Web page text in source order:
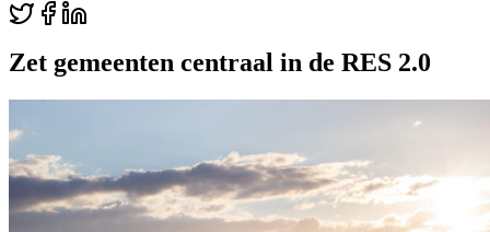
Zet gemeenten centraal in de RES 2.0